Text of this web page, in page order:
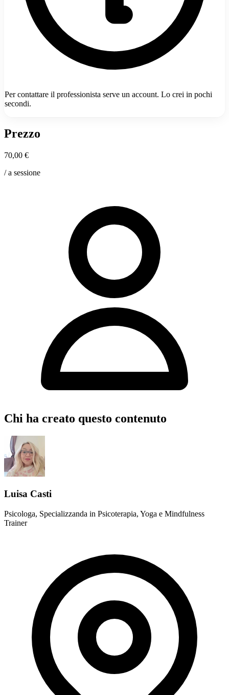
Per contattare il professionista serve un account. Lo crei in pochi
secondi.
Prezzo
70,00 €
/ a sessione
Chi ha creato questo contenuto
Luisa Casti
Psicologa, Specializzanda in Psicoterapia, Yoga e Mindfulness
Trainer